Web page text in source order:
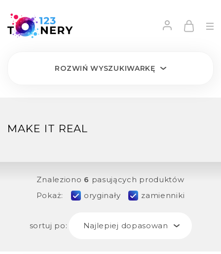
ROZWIŃ WYSZUKIWARKĘ
MAKE IT REAL
Znaleziono 6 pasujących produktów
Pokaż:
oryginały zamienniki
sortuj po: Najlepiej dopasowane